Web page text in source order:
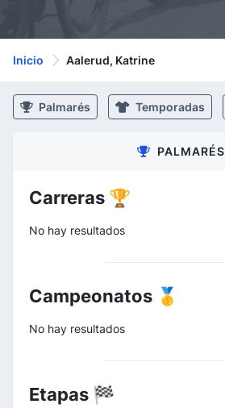
Inicio Aalerud, Katrine
Palmarés Temporadas
PALMARÉS
Carreras 🏆
No hay resultados
Campeonatos 🥇
No hay resultados
Etapas 🏁